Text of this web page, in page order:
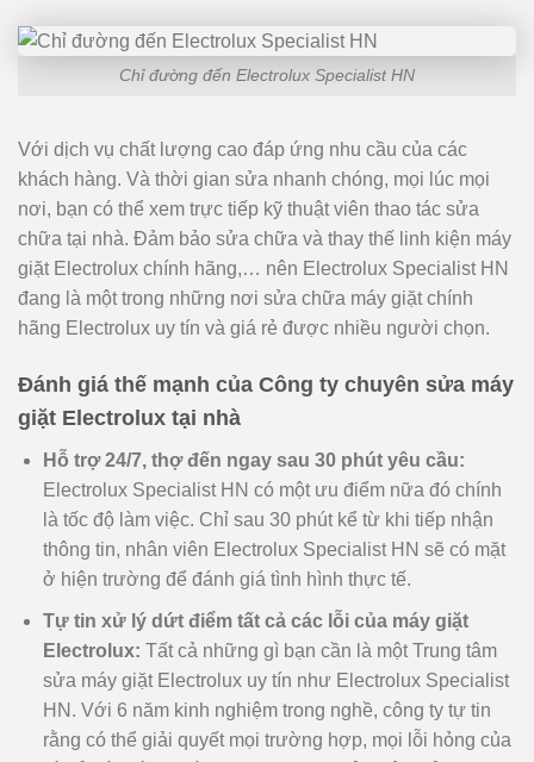
Chỉ đường đến Electrolux Specialist HN
Với dịch vụ chất lượng cao đáp ứng nhu cầu của các
khách hàng. Và thời gian sửa nhanh chóng, mọi lúc mọi
nơi, bạn có thể xem trực tiếp kỹ thuật viên thao tác sửa
chữa tại nhà. Đảm bảo sửa chữa và thay thế linh kiện máy
giặt Electrolux chính hãng,… nên Electrolux Specialist HN
đang là một trong những nơi sửa chữa máy giặt chính
hãng Electrolux uy tín và giá rẻ được nhiều người chọn.
Đánh giá thế mạnh của Công ty chuyên sửa máy
giặt Electrolux tại nhà
Hỗ trợ 24/7, thợ đến ngay sau 30 phút yêu cầu:
Electrolux Specialist HN có một ưu điểm nữa đó chính
là tốc độ làm việc. Chỉ sau 30 phút kể từ khi tiếp nhận
thông tin, nhân viên Electrolux Specialist HN sẽ có mặt
ở hiện trường để đánh giá tình hình thực tế.
Tự tin xử lý dứt điểm tất cả các lỗi của máy giặt
Electrolux: Tất cả những gì bạn cần là một Trung tâm
sửa máy giặt Electrolux uy tín như Electrolux Specialist
HN. Với 6 năm kinh nghiệm trong nghề, công ty tự tin
rằng có thể giải quyết mọi trường hợp, mọi lỗi hỏng của